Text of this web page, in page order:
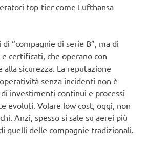
top-tier come Lufthansa
“compagnie di serie B”, ma di
e certificati, che operano con
sicurezza. La reputazione
senza incidenti non è
investimenti continui e processi
evoluti. Volare low cost, oggi, non
Anzi, spesso si sale su aerei più
quelli delle compagnie tradizionali.